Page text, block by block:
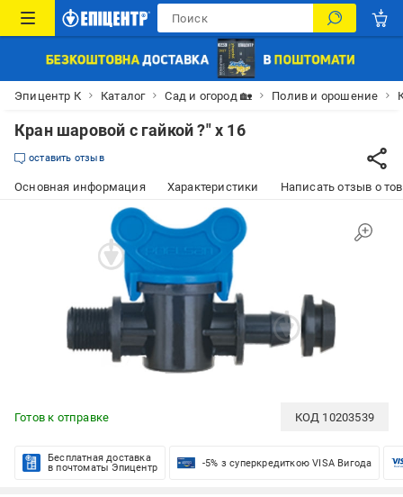
Эпицентр К Каталог Сад и огород 🏡 Полив и орошение
Кран шаровой с гайкой ?" x 16
оставить отзыв
Основная информация Характеристики Написать отзыв о
Готов к отправке КОД 10203539
Бесплатная доставка
в почтоматы Эпицентр
-5% з суперкредиткою VISA Вигода